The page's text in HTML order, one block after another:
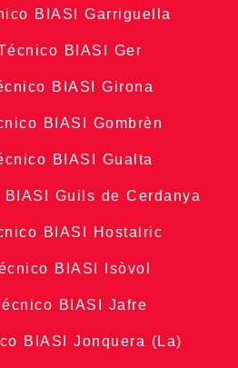
BIASI Garriguella
BIASI Ger
BIASI Girona
BIASI Gombrèn
BIASI Gualta
Guils de Cerdanya
BIASI Hostalric
BIASI Isòvol
BIASI Jafre
BIASI Jonquera (La)